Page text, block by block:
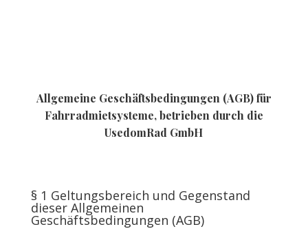
Allgemeine Geschäftsbedingungen (AGB) für
Fahrradmietsysteme, betrieben durch die
UsedomRad GmbH
§ 1 Geltungsbereich und Gegenstand
dieser Allgemeinen
Geschäftsbedingungen (AGB)